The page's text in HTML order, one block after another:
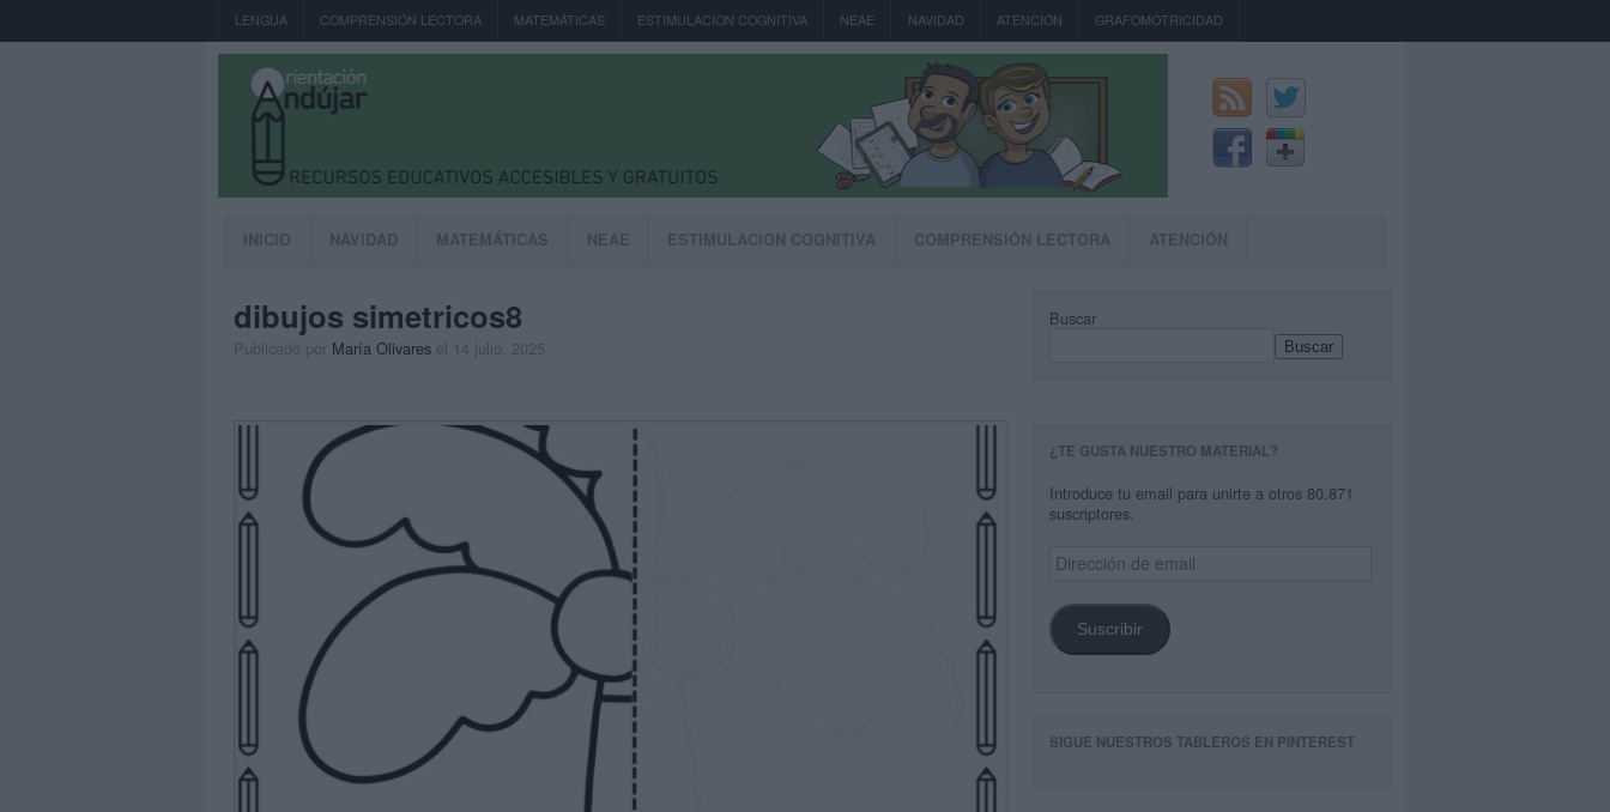
LENGUA COMPRENSIÓN LECTORA MATEMÁTICAS ESTIMULACION COGNITIVA NEAE NAVIDAD ATENCIÓN GRAFOMOTRICIDAD
INICIO NAVIDAD MATEMÁTICAS NEAE ESTIMULACION COGNITIVA COMPRENSIÓN LECTORA ATENCIÓN
dibujos simetricos8
Publicado por María Olivares el 14 julio, 2025
Buscar
Buscar
¿TE GUSTA NUESTRO MATERIAL?
Introduce tu email para unirte a otros 80.871
suscriptores.
Dirección
de
Suscribir
SIGUE NUESTROS TABLEROS EN PINTEREST